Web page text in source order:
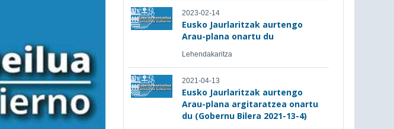
2023-02-14
Eusko Jaurlaritzak aurtengo
Arau-plana onartu du
Lehendakaritza
2021-04-13
Eusko Jaurlaritzak aurtengo
Arau-plana argitaratzea onartu
du (Gobernu Bilera 2021-13-4)